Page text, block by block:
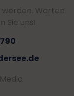
Warten
Sie uns!